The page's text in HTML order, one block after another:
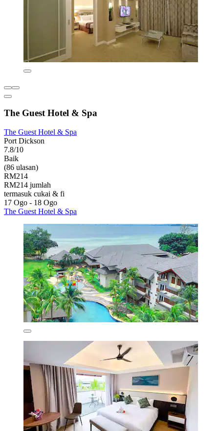
The Guest Hotel & Spa
The Guest Hotel & Spa
Port Dickson
7.8/10
Baik
(86 ulasan)
RM214
RM214 jumlah
termasuk cukai & fi
17 Ogo - 18 Ogo
The Guest Hotel & Spa